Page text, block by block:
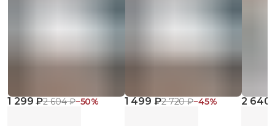
1 299 ₽2 604 ₽−50% 1 499 ₽2 720 ₽−45% 2 640